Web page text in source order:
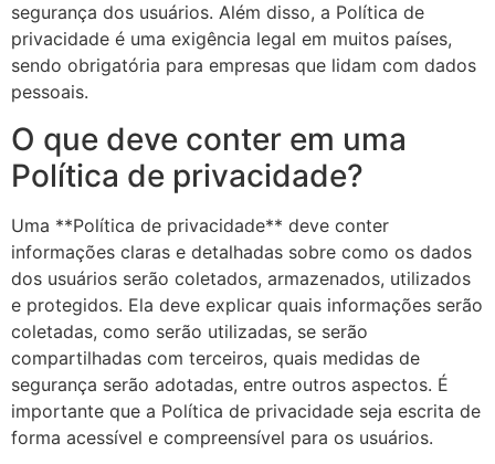
segurança dos usuários. Além disso, a Política de
privacidade é uma exigência legal em muitos países,
sendo obrigatória para empresas que lidam com dados
pessoais.
O que deve conter em uma
Política de privacidade?
Uma **Política de privacidade** deve conter
informações claras e detalhadas sobre como os dados
dos usuários serão coletados, armazenados, utilizados
e protegidos. Ela deve explicar quais informações serão
coletadas, como serão utilizadas, se serão
compartilhadas com terceiros, quais medidas de
segurança serão adotadas, entre outros aspectos. É
importante que a Política de privacidade seja escrita de
forma acessível e compreensível para os usuários.